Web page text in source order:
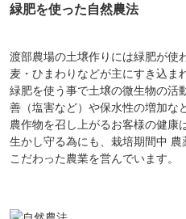
緑肥を使った自然農法
渡部農場の土壌作りには緑肥が使
麦・ひまわりなどが主にすき込ま
緑肥を使う事で土壌の微生物の活
善（塩害など）や保水性の増加な
農作物を召し上がるお客様の健康
生かし守る為にも、栽培期間中
こだわった農業を営んでいます。